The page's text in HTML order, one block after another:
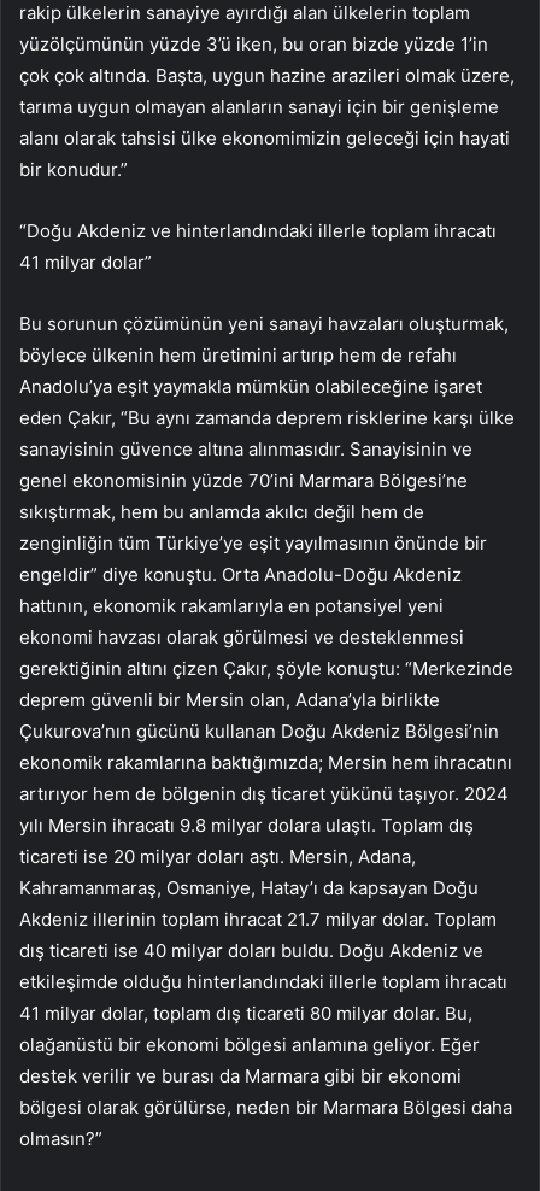
rakip ülkelerin sanayiye ayırdığı alan ülkelerin toplam
yüzölçümünün yüzde 3’ü iken, bu oran bizde yüzde 1’in
çok çok altında. Başta, uygun hazine arazileri olmak üzere,
tarıma uygun olmayan alanların sanayi için bir genişleme
alanı olarak tahsisi ülke ekonomimizin geleceği için hayati
bir konudur.”
“Doğu Akdeniz ve hinterlandındaki illerle toplam ihracatı
41 milyar dolar”
Bu sorunun çözümünün yeni sanayi havzaları oluşturmak,
böylece ülkenin hem üretimini artırıp hem de refahı
Anadolu’ya eşit yaymakla mümkün olabileceğine işaret
eden Çakır, “Bu aynı zamanda deprem risklerine karşı ülke
sanayisinin güvence altına alınmasıdır. Sanayisinin ve
genel ekonomisinin yüzde 70’ini Marmara Bölgesi’ne
sıkıştırmak, hem bu anlamda akılcı değil hem de
zenginliğin tüm Türkiye’ye eşit yayılmasının önünde bir
engeldir” diye konuştu. Orta Anadolu-Doğu Akdeniz
hattının, ekonomik rakamlarıyla en potansiyel yeni
ekonomi havzası olarak görülmesi ve desteklenmesi
gerektiğinin altını çizen Çakır, şöyle konuştu: “Merkezinde
deprem güvenli bir Mersin olan, Adana’yla birlikte
Çukurova’nın gücünü kullanan Doğu Akdeniz Bölgesi’nin
ekonomik rakamlarına baktığımızda; Mersin hem ihracatını
artırıyor hem de bölgenin dış ticaret yükünü taşıyor. 2024
yılı Mersin ihracatı 9.8 milyar dolara ulaştı. Toplam dış
ticareti ise 20 milyar doları aştı. Mersin, Adana,
Kahramanmaraş, Osmaniye, Hatay’ı da kapsayan Doğu
Akdeniz illerinin toplam ihracat 21.7 milyar dolar. Toplam
dış ticareti ise 40 milyar doları buldu. Doğu Akdeniz ve
etkileşimde olduğu hinterlandındaki illerle toplam ihracatı
41 milyar dolar, toplam dış ticareti 80 milyar dolar. Bu,
olağanüstü bir ekonomi bölgesi anlamına geliyor. Eğer
destek verilir ve burası da Marmara gibi bir ekonomi
bölgesi olarak görülürse, neden bir Marmara Bölgesi daha
olmasın?”